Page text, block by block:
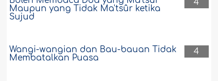
4
Maupun yang Tidak Ma'tsûr ketika
Sujud
4
Wangi-wangian dan Bau-bauan Tidak
Membatalkan Puasa